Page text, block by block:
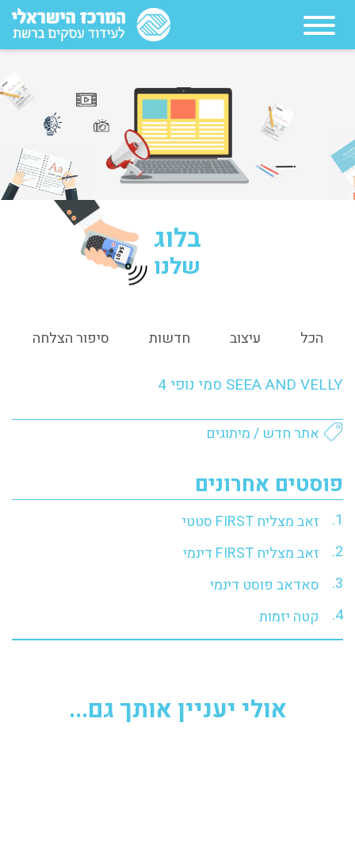
54:01 בלוג
שלנו
הכל עיצוב חדשות סיפור הצלחה
SEEA AND VELLY סמי נופי 4
אתר חדש /מיתוגים
פוסטים אחרונים
זאב מצליח FIRST סטטי
זאב מצליח FIRST דינמי
סאדאב פוסט דינמי
קטה יזמות
אולי יעניין אותך גם...